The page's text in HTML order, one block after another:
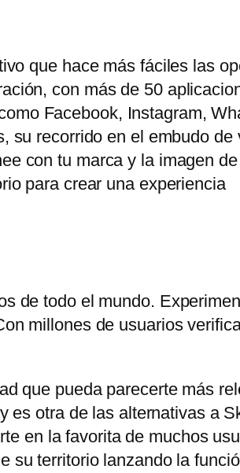
que hace más fáciles las
con más de 50
Facebook, Instagram,
su recorrido en el embudo de
con tu marca y la imagen
para crear una experiencia
de todo el mundo.
millones de usuarios
que pueda parecerte más
es otra de las alternativas a
en la favorita de muchos
su territorio lanzando la